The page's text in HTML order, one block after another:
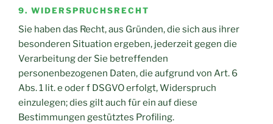
9. WIDERSPRUCHSRECHT
Sie haben das Recht, aus Gründen, die sich aus ihrer
besonderen Situation ergeben, jederzeit gegen die
Verarbeitung der Sie betreffenden
personenbezogenen Daten, die aufgrund von Art. 6
Abs. 1 lit. e oder f DSGVO erfolgt, Widerspruch
einzulegen; dies gilt auch für ein auf diese
Bestimmungen gestütztes Profiling.